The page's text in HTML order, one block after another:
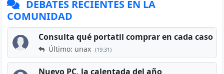
DEBATES RECIENTES EN LA
COMUNIDAD
Consulta qué portatil comprar en cada caso
Último: unax (19:31)
Nuevo PC, la calentada del año